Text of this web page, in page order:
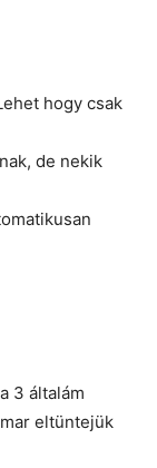
hogy csak
de nekik
3 általám
eltüntejük